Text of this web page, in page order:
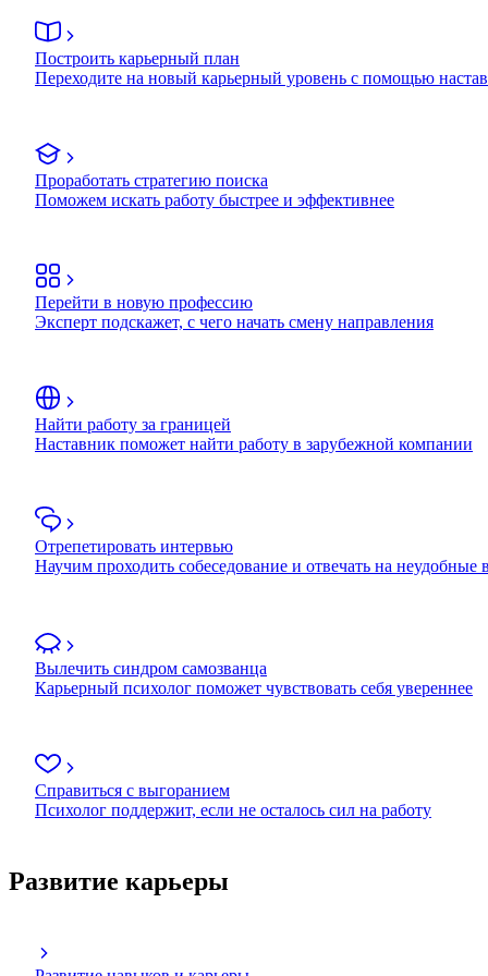
Построить карьерный план
Переходите на новый карьерный уровень с помощью
Проработать стратегию поиска
Поможем искать работу быстрее и эффективнее
Перейти в новую профессию
Эксперт подскажет, с чего начать смену направления
Найти работу за границей
Наставник поможет найти работу в зарубежной компании
Отрепетировать интервью
Научим проходить собеседование и отвечать на неудобные
Вылечить синдром самозванца
Карьерный психолог поможет чувствовать себя увереннее
Справиться с выгоранием
Психолог поддержит, если не осталось сил на работу
Развитие карьеры